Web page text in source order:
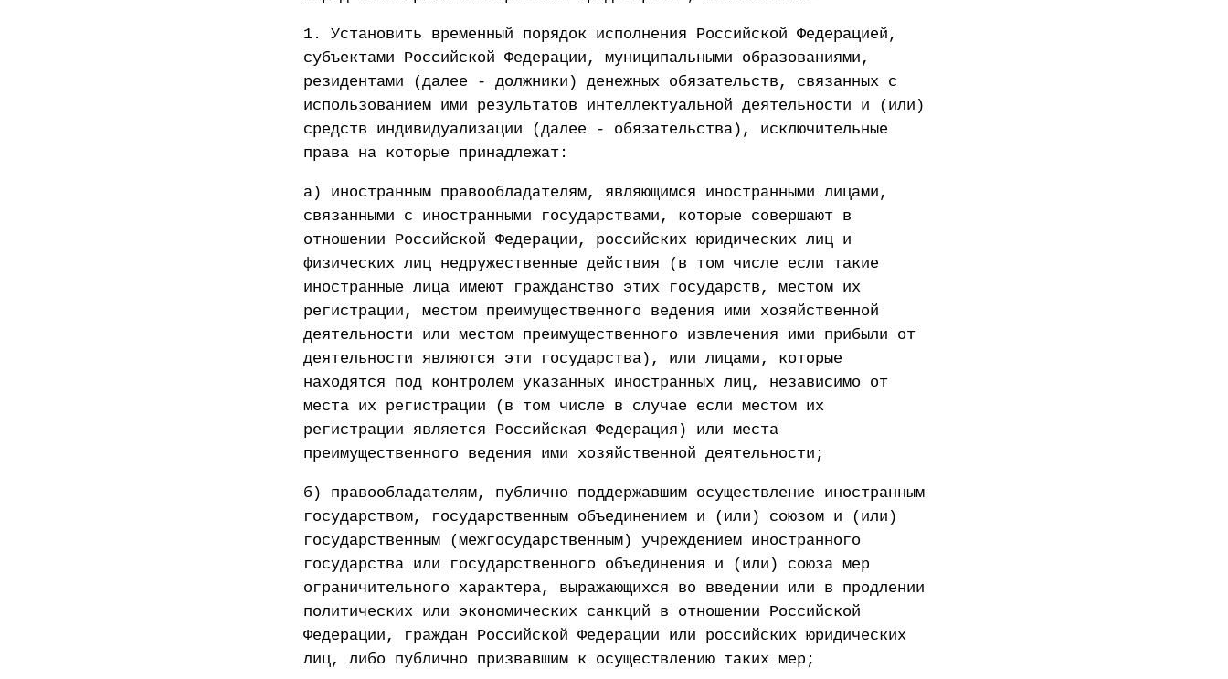
1. Установить временный порядок исполнения Российской Федерацией,
субъектами Российской Федерации, муниципальными образованиями,
резидентами (далее - должники) денежных обязательств, связанных с
использованием ими результатов интеллектуальной деятельности и (или)
средств индивидуализации (далее - обязательства), исключительные
права на которые принадлежат:
а) иностранным правообладателям, являющимся иностранными лицами,
связанными с иностранными государствами, которые совершают в
отношении Российской Федерации, российских юридических лиц и
физических лиц недружественные действия (в том числе если такие
иностранные лица имеют гражданство этих государств, местом их
регистрации, местом преимущественного ведения ими хозяйственной
деятельности или местом преимущественного извлечения ими прибыли от
деятельности являются эти государства), или лицами, которые
находятся под контролем указанных иностранных лиц, независимо от
места их регистрации (в том числе в случае если местом их
регистрации является Российская Федерация) или места
преимущественного ведения ими хозяйственной деятельности;
б) правообладателям, публично поддержавшим осуществление иностранным
государством, государственным объединением и (или) союзом и (или)
государственным (межгосударственным) учреждением иностранного
государства или государственного объединения и (или) союза мер
ограничительного характера, выражающихся во введении или в продлении
политических или экономических санкций в отношении Российской
Федерации, граждан Российской Федерации или российских юридических
лиц, либо публично призвавшим к осуществлению таких мер;